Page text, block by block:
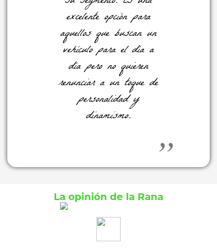
excelente opción para
aquellos que buscan un
vehículo para el día a
día pero no quieren
renunciar a un toque de
personalidad y
dinamismo.
La opinión de la Rana